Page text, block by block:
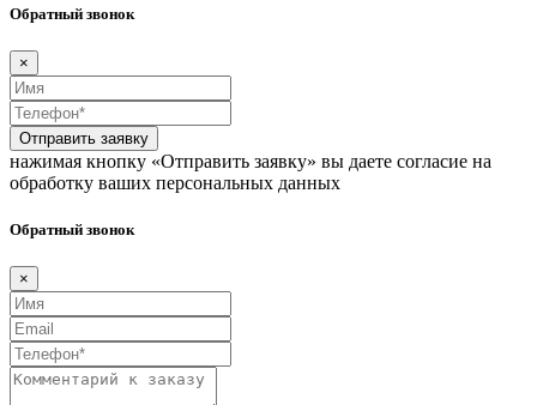
Обратный звонок
×
Отправить заявку
нажимая кнопку «Отправить заявку» вы даете согласие на
обработку ваших персональных данных
Обратный звонок
×